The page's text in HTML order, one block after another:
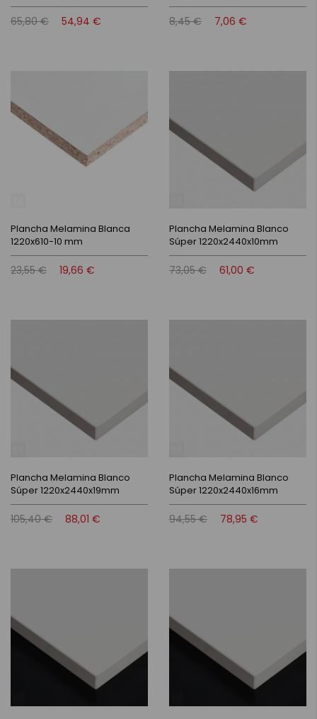
65,80 € 54,94 € 8,45 € 7,06 €
Plancha Melamina Blanca
1220x610-10 mm
23,55 € 19,66 €
Plancha Melamina Blanco
Súper 1220x2440x10mm
73,05 € 61,00 €
Plancha Melamina Blanco
Súper 1220x2440x19mm
105,40 € 88,01 €
Plancha Melamina Blanco
Súper 1220x2440x16mm
94,55 € 78,95 €